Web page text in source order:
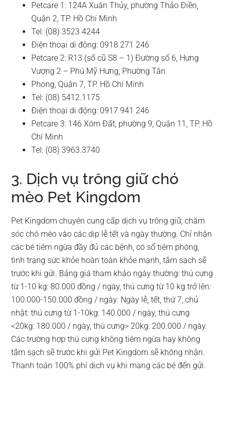
Petcare 1: 124A Xuân Thủy, phường Thảo Điền,
Quận 2, TP. Hồ Chí Minh
Tel: (08) 3523 4244
Điện thoại di động: 0918 271 246
Petcare 2: R13 (số cũ S8 – 1) Đường số 6, Hưng
Vượng 2 – Phú Mỹ Hưng, Phường Tân
Phong, Quận 7, TP. Hồ Chí Minh
Tel: (08) 5412.1175
Điện thoại di động: 0917 941 246
Petcare 3: 146 Xóm Đất, phường 9, Quận 11, TP. Hồ
Chí Minh
Tel: (08) 3963.3740
3. Dịch vụ trông giữ chó
mèo Pet Kingdom
Pet Kingdom chuyên cung cấp dịch vụ trông giữ, chăm
sóc chó mèo vào các dịp lễ tết và ngày thường. Chỉ nhận
các bé tiêm ngừa đầy đủ các bệnh, có sổ tiêm phòng,
tình trạng sức khỏe hoàn toàn khỏe mạnh, tắm sạch sẽ
trước khi gửi. Bảng giá tham khảo ngày thường: thú cưng
từ 1-10 kg: 80.000 đồng / ngày, thú cưng từ 10 kg trở lên:
100.000-150.000 đồng / ngày. Ngày lễ, tết, thứ 7, chủ
nhật: thú cưng từ 1-10kg: 140.000 / ngày, thú cưng
<20kg: 180.000 / ngày, thú cưng> 20kg: 200.000 / ngày.
Các trường hợp thú cưng không tiêm ngừa hay không
tắm sạch sẽ trước khi gửi Pet Kingdom sẽ không nhận.
Thanh toán 100% phí dịch vụ khi mang các bé đến gửi.